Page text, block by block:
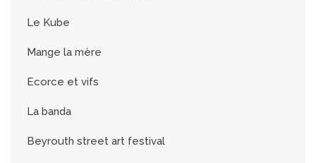
Le Kube
Mange la mère
Ecorce et vifs
La banda
Beyrouth street art festival